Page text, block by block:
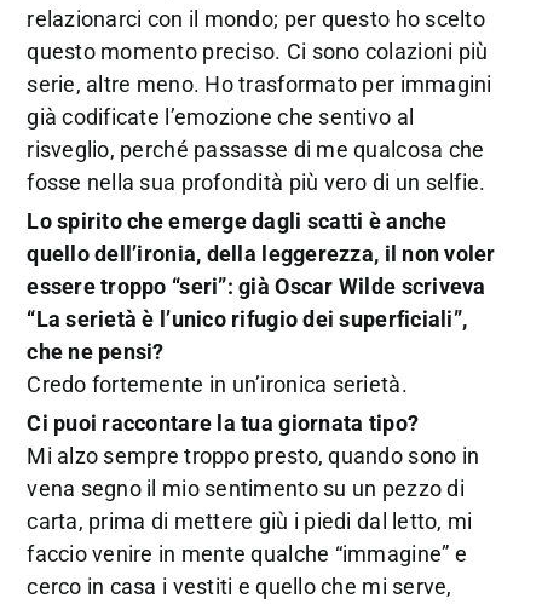
relazionarci con il mondo; per questo ho scelto
questo momento preciso. Ci sono colazioni più
serie, altre meno. Ho trasformato per immagini
già codificate l’emozione che sentivo al
risveglio, perché passasse di me qualcosa che
fosse nella sua profondità più vero di un selfie.
Lo spirito che emerge dagli scatti è anche
quello dell’ironia, della leggerezza, il non voler
essere troppo “seri”: già Oscar Wilde scriveva
“La serietà è l’unico rifugio dei superficiali”,
che ne pensi?
Credo fortemente in un’ironica serietà.
Ci puoi raccontare la tua giornata tipo?
Mi alzo sempre troppo presto, quando sono in
vena segno il mio sentimento su un pezzo di
carta, prima di mettere giù i piedi dal letto, mi
faccio venire in mente qualche “immagine” e
cerco in casa i vestiti e quello che mi serve,